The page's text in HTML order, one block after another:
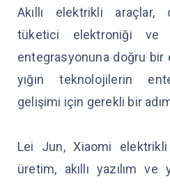
Akıllı elektrikli araçlar,
tüketici elektroniği ve
entegrasyonuna doğru bir
yığın teknolojilerin
gelişimi için gerekli bir
Lei Jun, Xiaomi elektrikli
üretim, akıllı yazılım ve